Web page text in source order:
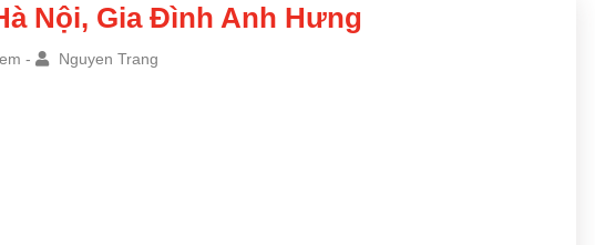
Nội, Gia Đình Anh Hưng
- Nguyen Trang